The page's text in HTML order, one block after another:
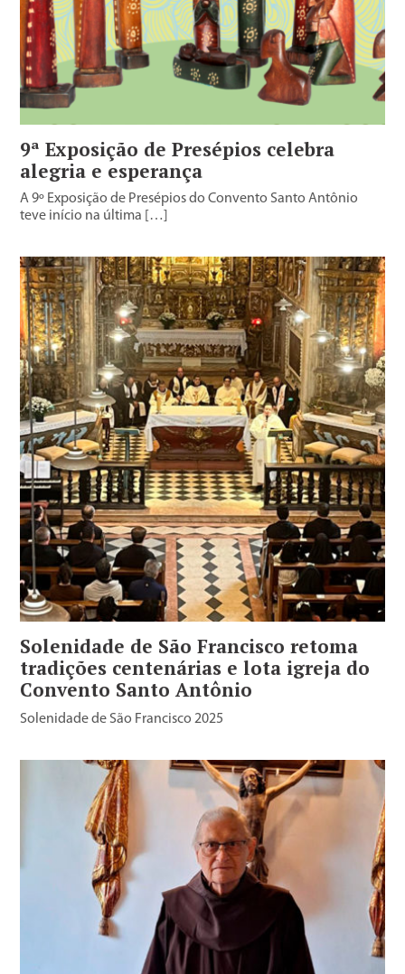
9ª Exposição de Presépios celebra
alegria e esperança
A 9º Exposição de Presépios do Convento Santo Antônio
teve início na última […]
Solenidade de São Francisco retoma
tradições centenárias e lota igreja do
Convento Santo Antônio
Solenidade de São Francisco 2025